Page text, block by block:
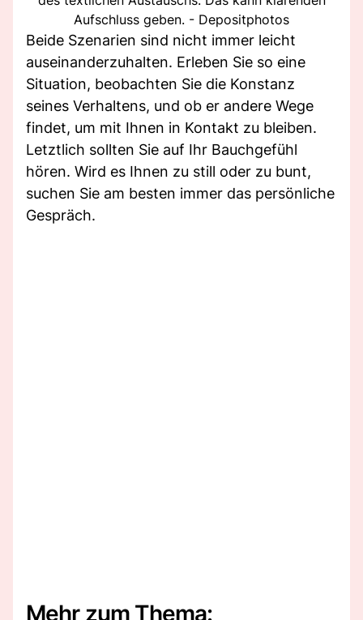
Aufschluss geben. - Depositphotos
Beide Szenarien sind nicht immer leicht
auseinanderzuhalten. Erleben Sie so eine
Situation, beobachten Sie die Konstanz
seines Verhaltens, und ob er andere Wege
findet, um mit Ihnen in Kontakt zu bleiben.
Letztlich sollten Sie auf Ihr Bauchgefühl
hören. Wird es Ihnen zu still oder zu bunt,
suchen Sie am besten immer das persönliche
Gespräch.
Mehr zum Thema: